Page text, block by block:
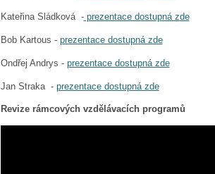
Kateřina Sládková -prezentace dostupná zde
Bob Kartous - prezentace dostupná zde
Ondřej Andrys - prezentace dostupná zde
Jan Straka - prezentace dostupná zde
Revize rámcových vzdělávacích programů